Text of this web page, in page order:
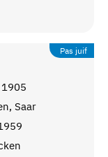
Pas juif
Saar